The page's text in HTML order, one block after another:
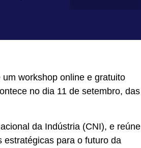
workshop online e gratuito
no dia 11 de setembro, das
da Indústria (CNI), e reúne
estratégicas para o futuro da